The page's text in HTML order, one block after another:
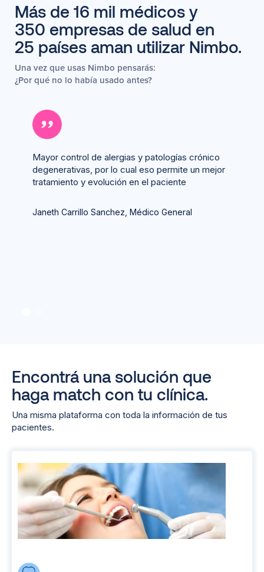
Más de 16 mil médicos y
350 empresas de salud en
25 países aman utilizar Nimbo.
Una vez que usas Nimbo pensarás:
¿Por qué no lo había usado antes?
Mayor control de alergias y patologías crónico
degenerativas, por lo cual eso permite un mejor
tratamiento y evolución en el paciente
Janeth Carrillo Sanchez, Médico General
Encontrá una solución que
haga match con tu clínica.
Una misma plataforma con toda la información de tus
pacientes.